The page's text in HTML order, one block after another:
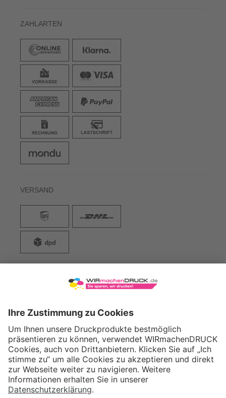
ZAHLARTEN
VERSAND
WIRmachenDRUCK GmbH
71522 Backnang
Tel.: +49 (0) 711 995 982 - 20
Fax: +49 (0) 711 995 982 - 21
SOCIAL MEDIA